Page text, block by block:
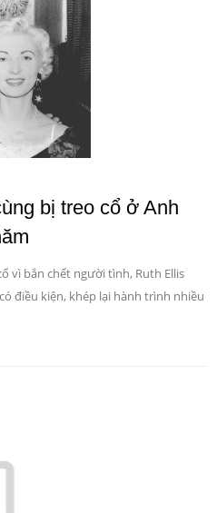
bị treo cổ ở Anh
vì bắn chết người tình, Ruth Ellis
điều kiện, khép lại hành trình nhiều